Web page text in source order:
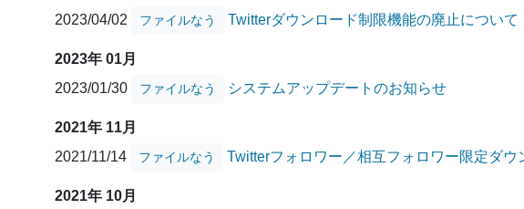
2023/04/02
ファイルなう Twitterダウンロード制限機能の廃止について
2023年 01月
2023/01/30
ファイルなう システムアップデートのお知らせ
2021年 11月
2021/11/14
ファイルなう Twitterフォロワー／相互フォロワー限定ダ
2021年 10月